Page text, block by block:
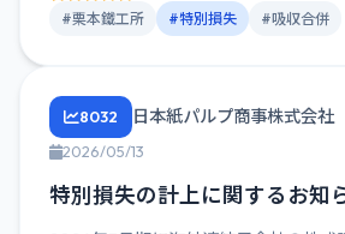
#栗本鐵工所 #特別損失 #吸収合併
8032 日本紙パルプ商事株式会社
2026/05/13
特別損失の計上に関するお知